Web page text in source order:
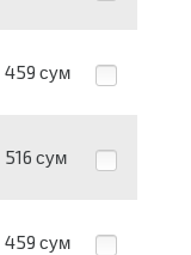
459 сум
516 сум
459 сум